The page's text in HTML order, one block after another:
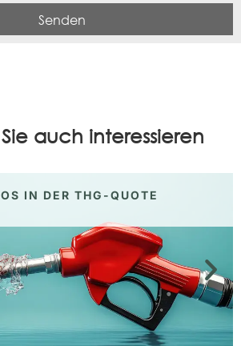
Senden
auch interessieren
IN DER THG-QUOTE